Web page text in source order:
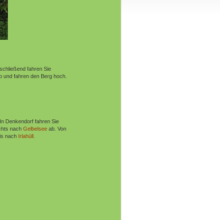
fahren Sie
und fahren den Berg hoch
Denkendorf fahren Sie
nach Gelbelsee ab. Von
nach Irlahüll